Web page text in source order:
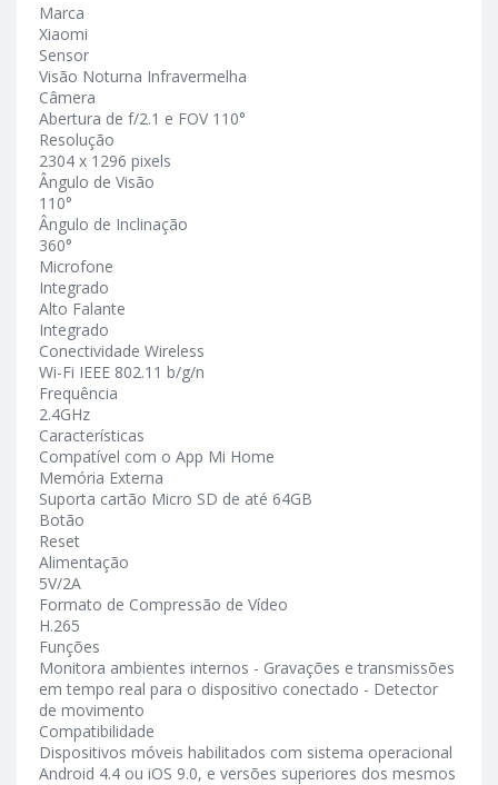
Marca
Xiaomi
Sensor
Visão Noturna Infravermelha
Câmera
Abertura de f/2.1 e FOV 110°
Resolução
2304 x 1296 pixels
Ângulo de Visão
110°
Ângulo de Inclinação
360°
Microfone
Integrado
Alto Falante
Integrado
Conectividade Wireless
Wi-Fi IEEE 802.11 b/g/n
Frequência
2.4GHz
Características
Compatível com o App Mi Home
Memória Externa
Suporta cartão Micro SD de até 64GB
Botão
Reset
Alimentação
5V/2A
Formato de Compressão de Vídeo
H.265
Funções
Monitora ambientes internos - Gravações e transmissões
em tempo real para o dispositivo conectado - Detector
de movimento
Compatibilidade
Dispositivos móveis habilitados com sistema operacional
Android 4.4 ou iOS 9.0, e versões superiores dos mesmos